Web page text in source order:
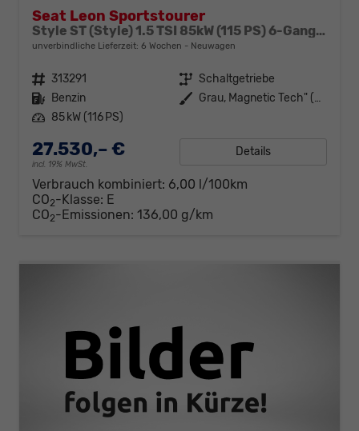
Seat Leon Sportstourer
Style ST (Style) 1.5 TSI 85kW (115 PS) 6-Gang Schaltgetriebe
unverbindliche Lieferzeit: 6 Wochen Neuwagen
Fahrzeugnr. 313291 Getriebe Schaltgetriebe
Kraftstoff Benzin Außenfarbe
Grau, Magnetic Tech" (S7)"
Leistung 85 kW (116 PS)
27.530,– €
incl. 19% MwSt.
Details
Verbrauch kombiniert: 6,00 l/100km
CO2-Klasse: E
CO2-Emissionen: 136,00 g/km